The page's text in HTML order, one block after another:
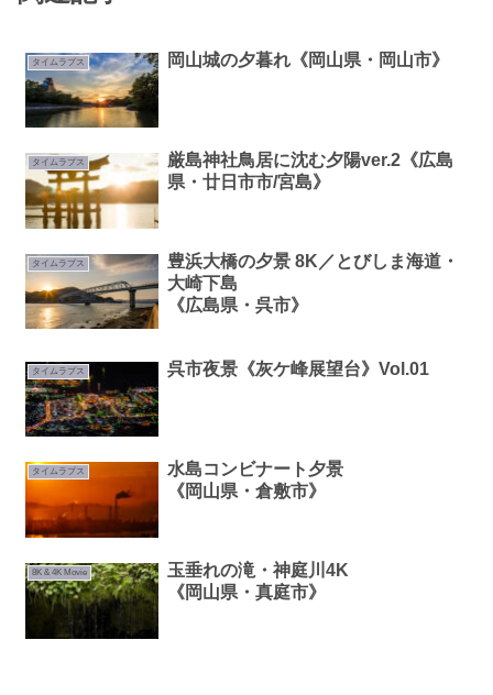
タイムラプス 岡山城の夕暮れ《岡山県・岡山市》
タイムラプス
厳島神社鳥居に沈む夕陽ver.2《広島
県・廿日市市/宮島》
タイムラプス
豊浜大橋の夕景 8K／とびしま海道・
大崎下島
《広島県・呉市》
タイムラプス 呉市夜景《灰ケ峰展望台》Vol.01
タイムラプス
水島コンビナート夕景
《岡山県・倉敷市》
8K & 4K Movie
玉垂れの滝・神庭川4K
《岡山県・真庭市》